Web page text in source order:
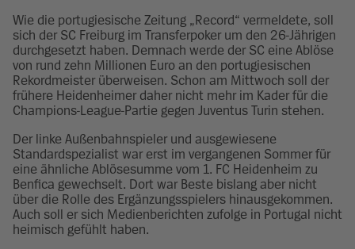
Wie die portugiesische Zeitung „Record“ vermeldete, soll
sich der SC Freiburg im Transferpoker um den 26-Jährigen
durchgesetzt haben. Demnach werde der SC eine Ablöse
von rund zehn Millionen Euro an den portugiesischen
Rekordmeister überweisen. Schon am Mittwoch soll der
frühere Heidenheimer daher nicht mehr im Kader für die
Champions-League-Partie gegen Juventus Turin stehen.
Der linke Außenbahnspieler und ausgewiesene
Standardspezialist war erst im vergangenen Sommer für
eine ähnliche Ablösesumme vom 1. FC Heidenheim zu
Benfica gewechselt. Dort war Beste bislang aber nicht
über die Rolle des Ergänzungsspielers hinausgekommen.
Auch soll er sich Medienberichten zufolge in Portugal nicht
heimisch gefühlt haben.